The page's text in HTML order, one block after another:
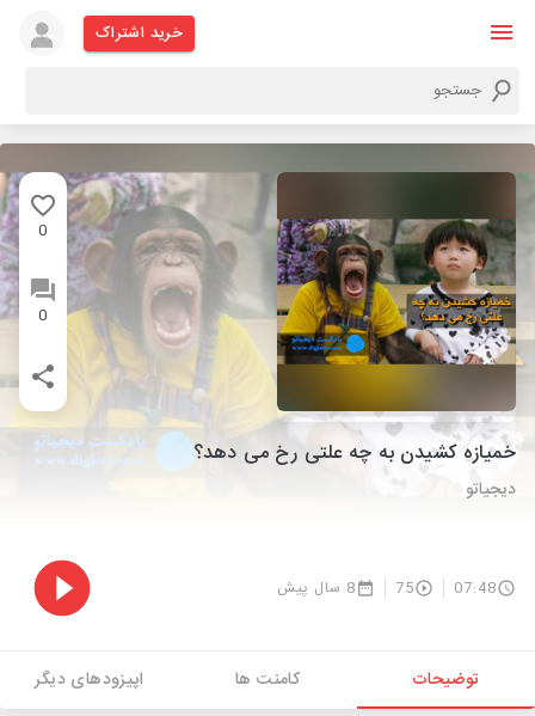
خرید اشتراک
0
0
خمیازه کشیدن به چه علتی رخ می دهد؟
دیجیاتو
07:48
75 8 سال پیش
توضیحات کامنت ها اپیزودهای دیگر